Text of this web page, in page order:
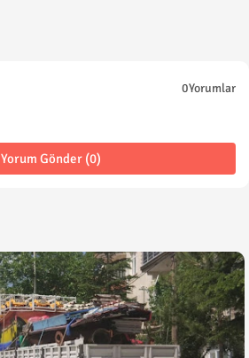
0Yorumlar
Yorum Gönder (0)